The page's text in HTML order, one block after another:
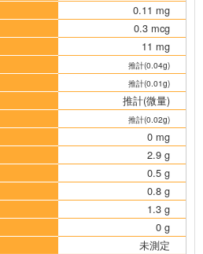
0.11 mg
0.3 mcg
11 mg
推計(0.04g)
推計(0.01g)
推計(微量)
推計(0.02g)
0 mg
2.9 g
0.5 g
0.8 g
1.3 g
0 g
未測定